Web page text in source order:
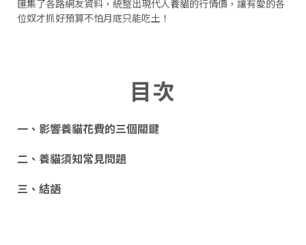
匯集了各路網友資料，統整出現代人養貓的行情價，讓有愛的各
位奴才抓好預算不怕月底只能吃土！
目次
一、影響養貓花費的三個關鍵
二、養貓須知常見問題
三、結語